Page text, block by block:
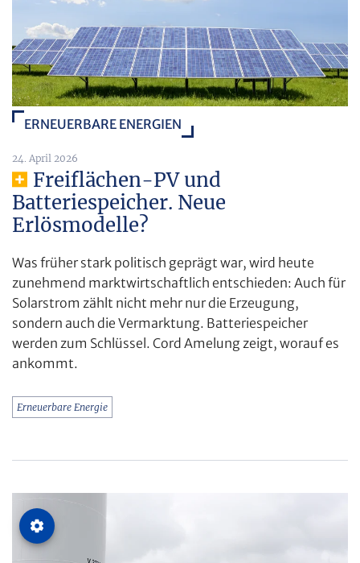
ERNEUERBARE ENERGIEN
24. April 2026
Freiflächen-PV und
Batteriespeicher. Neue
Erlösmodelle?
Was früher stark politisch geprägt war, wird heute
zunehmend marktwirtschaftlich entschieden: Auch für
Solarstrom zählt nicht mehr nur die Erzeugung,
sondern auch die Vermarktung. Batteriespeicher
werden zum Schlüssel. Cord Amelung zeigt, worauf es
ankommt.
Erneuerbare Energie